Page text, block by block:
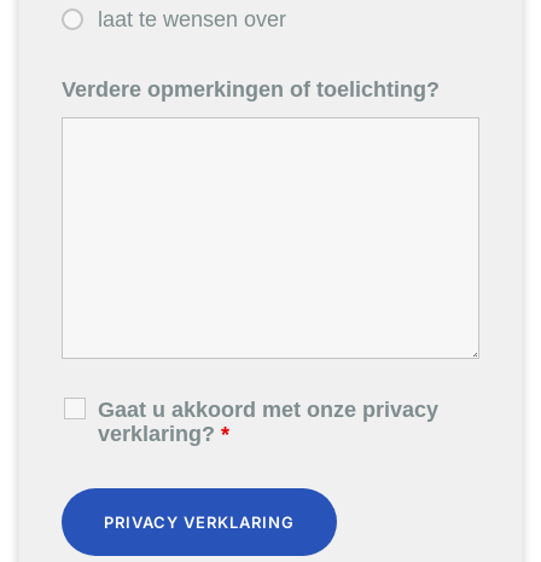
laat te wensen over
Verdere opmerkingen of toelichting?
Gaat u akkoord met onze privacy
verklaring? *
PRIVACY VERKLARING